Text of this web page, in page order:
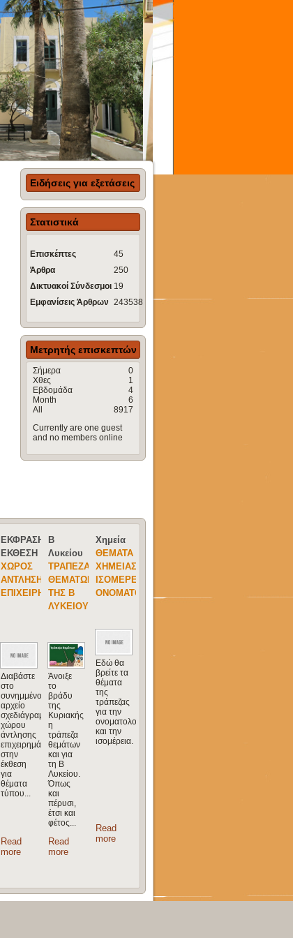
Ειδήσεις για εξετάσεις
Στατιστικά
Επισκέπτες
45
Άρθρα
250
Δικτυακοί Σύνδεσμοι 19
Εμφανίσεις Άρθρων 243538
Μετρητής επισκεπτών
Σήμερα
0
Χθες
1
Εβδομάδα
4
Month
6
All
8917
Currently are one guest
and no members online
ΕΚΦΡΑΣΗ-
ΕΚΘΕΣΗ
ΧΩΡΟΣ
ΑΝΤΛΗΣΗΣ
ΕΠΙΧΕΙΡΗΜΑΤΩΝ
Διαβάστε
στο
συνημμένο
αρχείο
σχεδιάγραμμα
χώρου
άντλησης
επιχειρημάτων
στην
έκθεση
για
θέματα
τύπου...
Read
more
Β
Λυκείου
ΤΡΆΠΕΖΑ
ΘΕΜΆΤΩΝ
ΤΗΣ Β
ΛΥΚΕΊΟΥ
Άνοιξε
το
βράδυ
της
Κυριακής
η
τράπεζα
θεμάτων
και για
τη Β
Λυκείου.
Όπως
και
πέρυσι,
έτσι και
φέτος...
Read
more
Χημεία
ΘΈΜΑΤΑ
ΧΗΜΕΊΑΣ
ΙΣΟΜΕΡΕΙΑ-
ΟΝΟΜΑΤΟΛΟΓΊΑ
Εδώ θα
βρείτε τα
θέματα
της
τράπεζας
για την
ονοματολογία
και την
ισομέρεια.
Read
more